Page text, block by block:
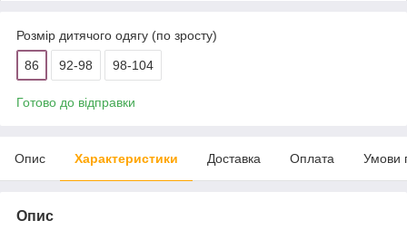
Розмір дитячого одягу (по зросту)
86 92-98 98-104
Готово до відправки
Опис Характеристики Доставка Оплата Умови
Опис